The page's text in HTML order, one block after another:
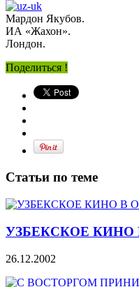
Мардон Якубов.
ИА «Жахон».
Лондон.
Поделиться !
Статьи по теме
УЗБЕКСКОЕ
26.12.2002